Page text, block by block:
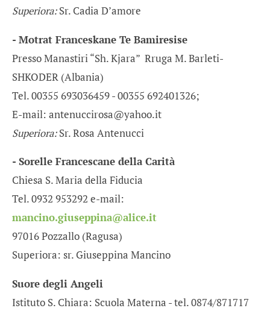
Superiora:Sr. Cadia D’amore
- Motrat Franceskane Te Bamiresise
Presso Manastiri “Sh. Kjara” Rruga M. Barleti-
SHKODER (Albania)
Tel. 00355 693036459 - 00355 692401326;
E-mail: antenuccirosa@yahoo.it
Superiora:Sr. Rosa Antenucci
- Sorelle Francescane della Carità
Chiesa S. Maria della Fiducia
Tel. 0932 953292 e-mail:
mancino.giuseppina@alice.it
97016 Pozzallo (Ragusa)
Superiora: sr. Giuseppina Mancino
Suore degli Angeli
Istituto S. Chiara: Scuola Materna - tel. 0874/871717